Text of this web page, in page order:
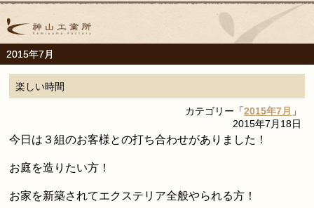
2015年7月
楽しい時間
カテゴリー「2015年7月 」
2015年7月18日
今日は３組のお客様との打ち合わせがありました！
お庭を造りたい方！
お家を新築されてエクステリア全般やられる方！